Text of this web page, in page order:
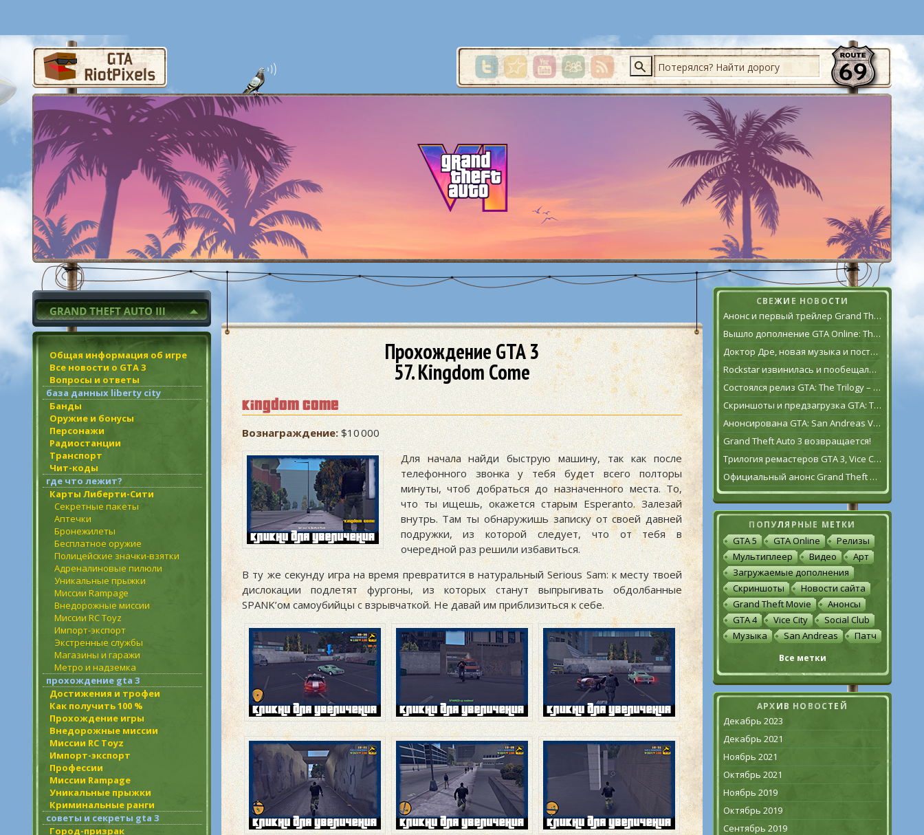
Поиск
Общая информация об игре
Все новости о GTA 3
Вопросы и ответы
база данных liberty city
Банды
Оружие и бонусы
Персонажи
Радиостанции
Транспорт
Чит-коды
где что лежит?
Карты Либерти-Сити
Секретные пакеты
Аптечки
Бронежилеты
Бесплатное оружие
Полицейские значки-взятки
Адреналиновые пилюли
Уникальные прыжки
Миссии Rampage
Внедорожные миссии
Миссии RC Toyz
Импорт-экспорт
Экстренные службы
Магазины и гаражи
Метро и надземка
прохождение gta 3
Достижения и трофеи
Как получить 100 %
Прохождение игры
Внедорожные миссии
Миссии RC Toyz
Импорт-экспорт
Профессии
Миссии Rampage
Уникальные прыжки
Криминальные ранги
советы и секреты gta 3
Город-призрак
Прохождение GTA 3
57. Kingdom Come
kingdom come
Вознаграждение: $10 000
Для начала найди быструю машину, так как после
телефонного звонка у тебя будет всего полторы
минуты, чтоб добраться до назначенного места. То,
что ты ищешь, окажется старым Esperanto. Залезай
внутрь. Там ты обнаружишь записку от своей давней
подружки, из которой следует, что от тебя в
очередной раз решили избавиться.
В ту же секунду игра на время превратится в натуральный Serious Sam: к месту твоей
дислокации подлетят фургоны, из которых станут выпрыгивать обдолбанные
SPANK’ом самоубийцы с взрывчаткой. Не давай им приблизиться к себе.
СВЕЖИЕ НОВОСТИ
Анонс и первый трейлер Grand Theft Auto VI
Вышло дополнение GTA Online: The Contract
Доктор Дре, новая музыка и постаревший Франклин Клинтон в дополнении GTA Online: The Contract
Rockstar извинилась и пообещала исправить GTA: The Trilogy – The Definitive Edition [обновлено]
Состоялся релиз GTA: The Trilogy – The Definitive Edition
Скриншоты и предзагрузка GTA: The Trilogy – The Definitive Edition
Анонсирована GTA: San Andreas VR для Oculus Quest 2
Grand Theft Auto 3 возвращается!
Трилогия ремастеров GTA 3, Vice City и San Andreas выйдет 11 ноября
Официальный анонс Grand Theft Auto: The Trilogy – The Definitive Edition
ПОПУЛЯРНЫЕ МЕТКИ
GTA 5 GTA Online
Релизы
Мультиплеер
Видео
Арт
Загружаемые дополнения
Скриншоты
Новости сайта
Grand Theft Movie
Анонсы
GTA 4
Vice City
Social Club
Музыка
San Andreas Патч
Все метки
АРХИВ НОВОСТЕЙ
Декабрь 2023
Декабрь 2021
Ноябрь 2021
Октябрь 2021
Ноябрь 2019
Октябрь 2019
Сентябрь 2019